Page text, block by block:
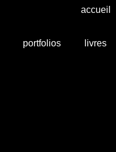
accueil
portfolios livres